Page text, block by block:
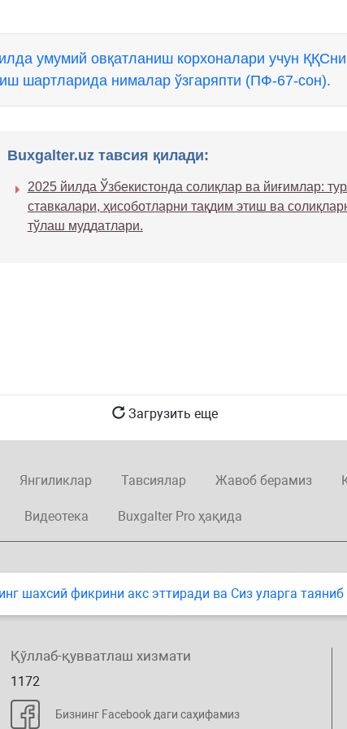
умумий овқатланиш корхоналари учун ҚҚСни
шартларида нималар ўзгаряпти (ПФ-67-сон).
Buxgalter.uz тавсия қилади:
2025 йилда Ўзбекистонда солиқлар ва йиғимлар:
ставкалари, ҳисоботларни тақдим этиш ва
тўлаш муддатлари.
Загрузить еще
Янгиликлар Тавсиялар Жавоб берамиз
Видеотека Buxgalter Pro ҳақида
шахсий фикрини акс эттиради ва Сиз уларга
Қўллаб-қувватлаш хизмати
1172
Бизнинг Facebook даги саҳифамиз